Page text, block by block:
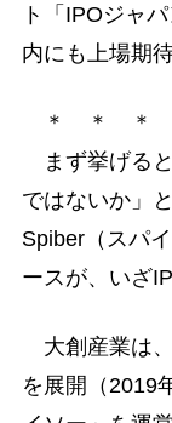
ト「IPOジャ
内にも上場期
＊ ＊ ＊
まず挙げる
ではないか」
Spiber（スパ
ースが、いざ
大創産業は
を展開（2019